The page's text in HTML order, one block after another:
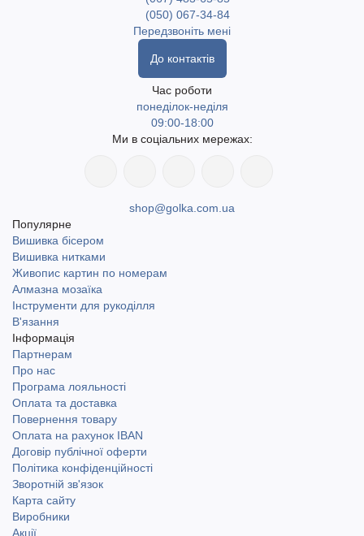
(050) 067-34-84
Передзвоніть мені
До контактів
Час роботи
понеділок-неділя
09:00-18:00
Ми в соціальних мережах:
shop@golka.com.ua
Популярне
Вишивка бісером
Вишивка нитками
Живопис картин по номерам
Алмазна мозаїка
Інструменти для рукоділля
В'язання
Інформація
Партнерам
Про нас
Програма лояльності
Оплата та доставка
Повернення товару
Оплата на рахунок IBAN
Договір публічної оферти
Політика конфіденційності
Зворотній зв'язок
Карта сайту
Виробники
Акції